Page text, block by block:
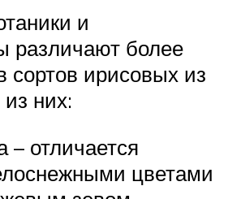
и
различают более
сортов ирисовых из
них:
– отличается
цветами